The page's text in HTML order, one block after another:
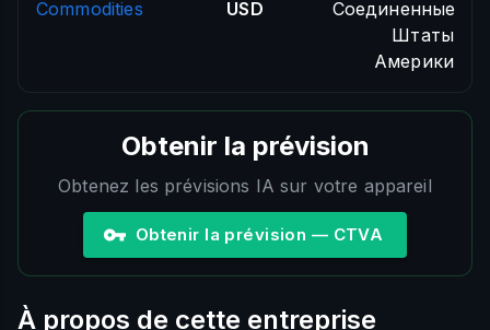
Commodities USD
Соединенные
Штаты
Америки
Obtenir la prévision
Obtenez les prévisions IA sur votre appareil
Obtenir la prévision — CTVA
À propos de cette entreprise